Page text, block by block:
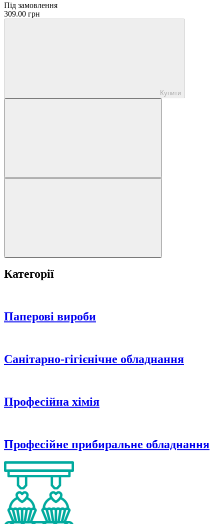
Під замовлення
309.00 грн
Купити
Категорії
Паперові вироби
Санітарно-гігієнічне обладнання
Професійна хімія
Професійне прибиральне обладнання